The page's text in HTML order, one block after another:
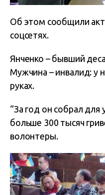
Об этом сообщили
соцсетях.
Янченко – бывший
Мужчина – инвалид: у
руках.
“За год он собрал для
больше 300 тысяч
волонтеры.